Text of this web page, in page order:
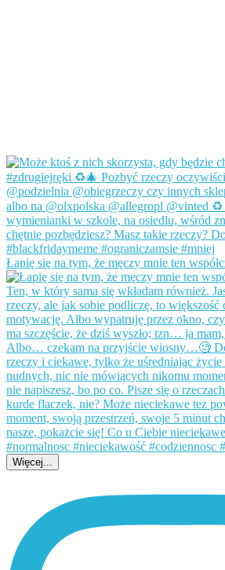
Łapię się na tym, że męczy mnie ten
Więcej...